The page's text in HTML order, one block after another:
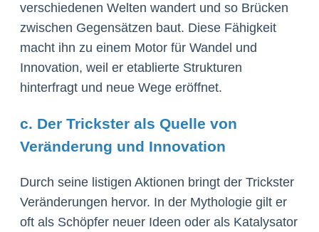
verschiedenen Welten wandert und so Brücken
zwischen Gegensätzen baut. Diese Fähigkeit
macht ihn zu einem Motor für Wandel und
Innovation, weil er etablierte Strukturen
hinterfragt und neue Wege eröffnet.
c. Der Trickster als Quelle von
Veränderung und Innovation
Durch seine listigen Aktionen bringt der Trickster
Veränderungen hervor. In der Mythologie gilt er
oft als Schöpfer neuer Ideen oder als Katalysator